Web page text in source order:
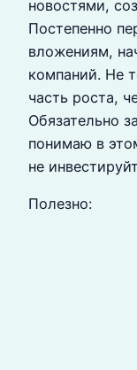
новостями,
Постепенно
вложениям,
компаний. Не
часть роста,
Обязательно
понимаю в
не
Полезно: